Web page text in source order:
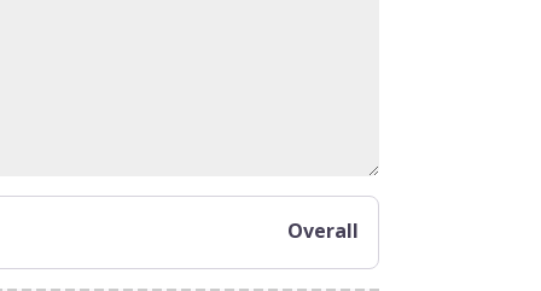
Overall